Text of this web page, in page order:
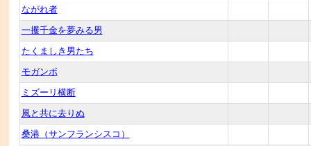
ながれ者
一攫千金を夢みる男
たくましき男たち
モガンボ
ミズーリ横断
風と共に去りぬ
桑港（サンフランシスコ）